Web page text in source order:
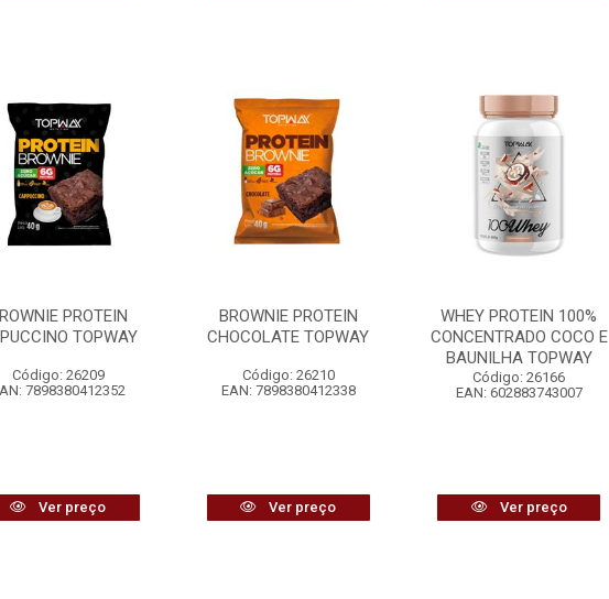
PROTEIN
TOPWAY
Código: 26209
7898380412352
Ver preço
BROWNIE PROTEIN
CHOCOLATE TOPWAY
Código: 26210
EAN: 7898380412338
Ver preço
WHEY PROTEIN 100%
CONCENTRADO COCO E
BAUNILHA TOPWAY
Código: 26166
EAN: 602883743007
Ver preço